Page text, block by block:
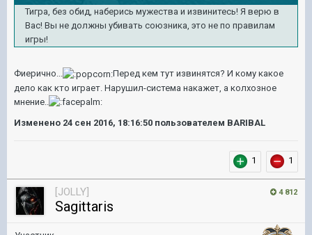
Тигра, без обид, наберись мужества и извинитесь! Я верю в
Вас! Вы не должны убивать союзника, это не по правилам
игры!
Фиерично...
Перед кем тут извинятся? И кому какое
дело как кто играет. Нарушил-система накажет, а колхозное
мнение..
Изменено 24 сен 2016, 18:16:50 пользователем BARIBAL
1 1
4 812
[JOLLY]
Sagittaris